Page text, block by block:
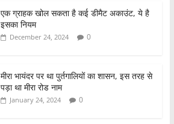
s
A
p
e
एक ग्राहक खोल सकता है कई डीमैट अकाउंट, ये है
इसका नियम
December 24, 2024 0
मीरा भायंदर पर था पुर्तगालियों का शासन, इस तरह से
पड़ा था मीरा रोड नाम
January 24, 2024 0